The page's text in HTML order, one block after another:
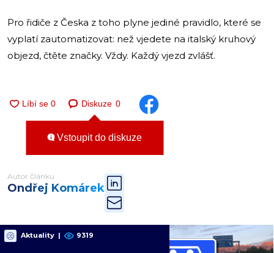
Pro řidiče z Česka z toho plyne jediné pravidlo, které se
vyplatí zautomatizovat: než vjedete na italský kruhový
objezd, čtěte značky. Vždy. Každý vjezd zvlášť.
Diskuze 0
Vstoupit do diskuze
Autor článku
Ondřej Komárek
Aktuality | 9319